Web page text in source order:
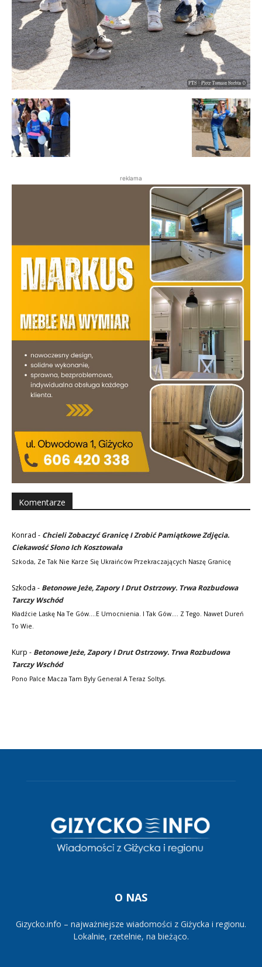
reklama
Komentarze
Konrad - Chcieli Zobaczyć Granicę I Zrobić Pamiątkowe Zdjęcia.
Ciekawość Słono Ich Kosztowała
Szkoda, Ze Tak Nie Karze Się Ukraińców Przekraczających Naszę Granicę
Szkoda - Betonowe Jeże, Zapory I Drut Ostrzowy. Trwa Rozbudowa
Tarczy Wschód
Kładźcie Laskę Na Te Gów....e Umocnienia. I Tak Gów.... Z Tego. Nawet Dureń
To Wie.
Kurp - Betonowe Jeże, Zapory I Drut Ostrzowy. Trwa Rozbudowa
Tarczy Wschód
Pono Palce Macza Tam Byly General A Teraz Soltys.
O NAS
Gizycko.info – najważniejsze wiadomości z Giżycka i regionu.
Lokalnie, rzetelnie, na bieżąco.